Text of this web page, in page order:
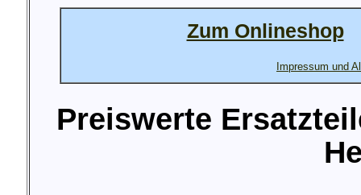
Zum Onlineshop
Impressum und
Preiswerte